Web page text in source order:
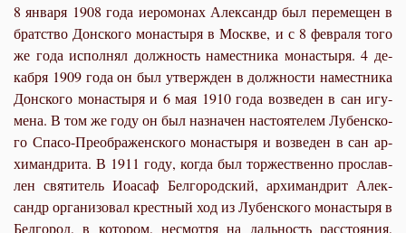
8 ян­ва­ря 1908 го­да иеро­мо­нах Алек­сандр был пе­ре­ме­щен в
брат­ство Дон­ско­го мо­на­сты­ря в Москве, и с 8 фев­ра­ля то­го
же го­да ис­пол­нял долж­ность на­мест­ни­ка мо­на­сты­ря. 4 де­
каб­ря 1909 го­да он был утвер­жден в долж­но­сти на­мест­ни­ка
Дон­ско­го мо­на­сты­ря и 6 мая 1910 го­да воз­ве­ден в сан игу­
ме­на. В том же го­ду он был на­зна­чен на­сто­я­те­лем Лу­бен­ско­
го Спа­со-Пре­об­ра­жен­ско­го мо­на­сты­ря и воз­ве­ден в сан ар­
хи­манд­ри­та. В 1911 го­ду, ко­гда был тор­же­ствен­но про­слав­
лен свя­ти­тель Иоасаф Бел­го­род­ский, ар­хи­манд­рит Алек­
сандр ор­га­ни­зо­вал крест­ный ход из Лу­бен­ско­го мо­на­сты­ря в
Бел­го­род, в ко­то­ром, несмот­ря на даль­ность рас­сто­я­ния,